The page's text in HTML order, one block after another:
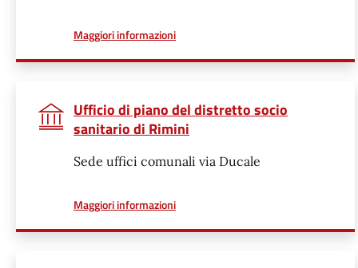
Maggiori informazionia proposito di
Ufficio di piano del distretto socio
sanitario di Rimini
Sede uffici comunali via Ducale
Maggiori informazionia proposito di